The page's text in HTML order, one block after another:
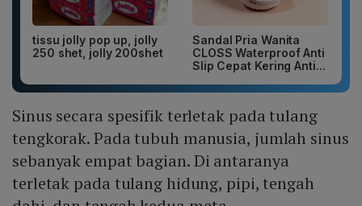
tissu jolly pop up, jolly
250 shet, jolly 200shet
Sandal Pria Wanita
CLOSS Waterproof Anti
Slip Cepat Kering Anti...
Sinus secara spesifik terletak pada tulang
tengkorak. Pada tubuh manusia, jumlah sinus
sebanyak empat bagian. Di antaranya
terletak pada tulang hidung, pipi, tengah